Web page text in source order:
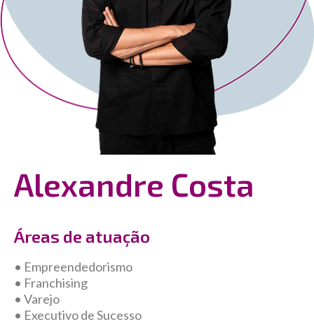
Alexandre Costa
Áreas de atuação
• Empreendedorismo
• Franchising
• Varejo
• Executivo de Sucesso